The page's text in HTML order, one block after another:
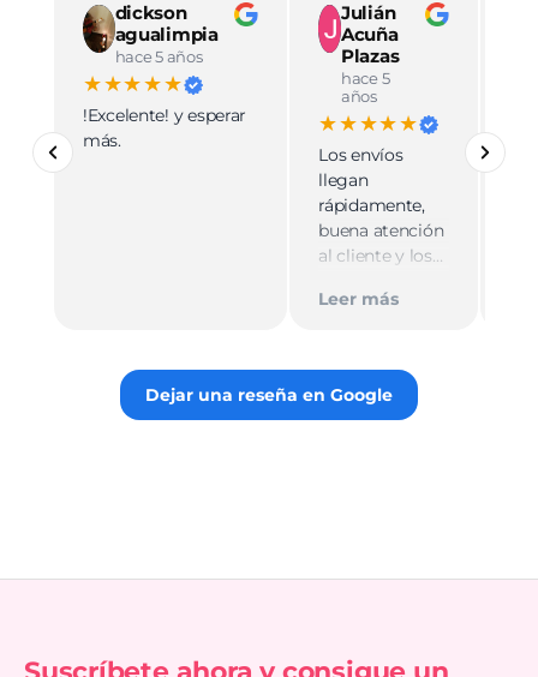
dickson
agualimpia
hace 5 años
★★★★★
!Excelente! y esperar
más.
Julián
Acuña
Plazas
hace 5
años
★★★★★
Los envíos
llegan
rápidamente,
buena atención
al cliente y los
discretos.
Leer más
Dejar una reseña en Google